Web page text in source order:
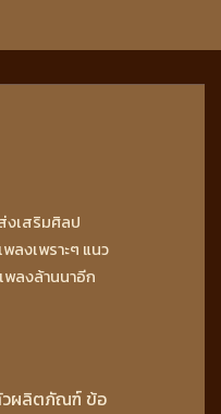
งเสริมศิลป
ลงเพราะๆ แนว
พลงล้านนาอีก
วผลิตภัณฑ์ ข้อ